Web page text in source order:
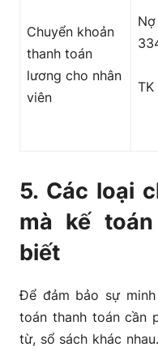
Chuyển khoản
thanh toán
lương cho nhân
viên
TK
5. Các loại
mà kế
biết
Để đảm bảo sự
toán thanh toán cần
từ, sổ sách khác